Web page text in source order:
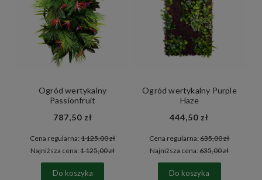
Ogród wertykalny
Passionfruit
787,50 zł
Cena regularna:1 125,00 zł
Najniższa cena:1 125,00 zł
Do koszyka
Ogród wertykalny Purple
Haze
444,50 zł
Cena regularna:635,00 zł
Najniższa cena:635,00 zł
Do koszyka